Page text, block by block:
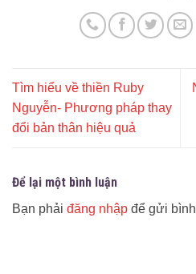
Tìm hiểu về thiền Ruby
Nguyễn- Phương pháp thay
đổi bản thân hiệu quả
Để lại một bình luận
Bạn phải đăng nhập để gửi